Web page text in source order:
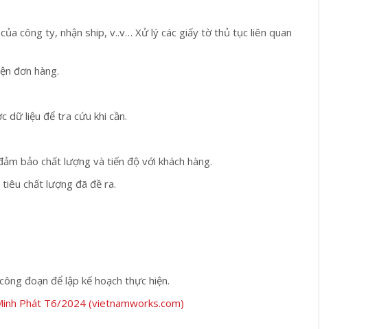
công ty, nhận ship, v..v… Xử lý các giấy tờ thủ tục liên quan
đơn hàng.
dữ liệu để tra cứu khi cần.
bảo chất lượng và tiến độ với khách hàng.
chất lượng đã đề ra.
đoạn để lập kế hoạch thực hiện.
Phát T6/2024 (vietnamworks.com)